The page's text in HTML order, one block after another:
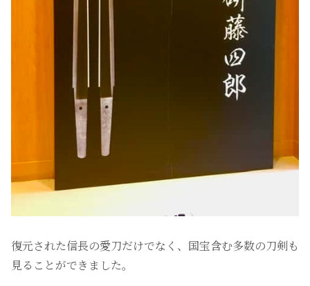
復元された信長の愛刀だけでなく、国宝含む多数の刀剣も
見ることができました。